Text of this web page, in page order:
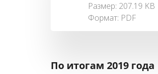
Размер: 207.19 KB
Формат: PDF
По итогам 2019 года